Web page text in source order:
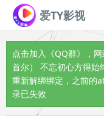
爱TY影视
点击加入《QQ群》
，
首尔） 不忘初心方得
重新解绑绑定，之前的
录已失效